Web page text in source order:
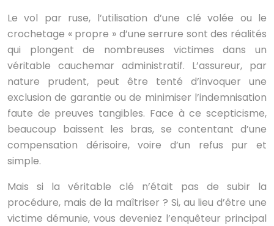
Le vol par ruse, l’utilisation d’une clé volée ou le
crochetage « propre » d’une serrure sont des réalités
qui plongent de nombreuses victimes dans un
véritable cauchemar administratif. L’assureur, par
nature prudent, peut être tenté d’invoquer une
exclusion de garantie ou de minimiser l’indemnisation
faute de preuves tangibles. Face à ce scepticisme,
beaucoup baissent les bras, se contentant d’une
compensation dérisoire, voire d’un refus pur et
simple.
Mais si la véritable clé n’était pas de subir la
procédure, mais de la maîtriser ? Si, au lieu d’être une
victime démunie, vous deveniez l’enquêteur principal